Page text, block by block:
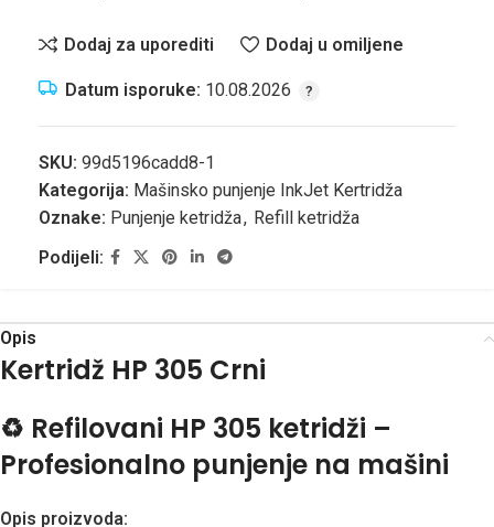
Dodaj za uporediti Dodaj u omiljene
Datum isporuke: 10.08.2026
SKU: 99d5196cadd8-1
Kategorija: Mašinsko punjenje InkJet Kertridža
Oznake: Punjenje ketridža, Refill ketridža
Podijeli:
Opis
Kertridž HP 305 Crni
♻️ Refilovani HP 305 ketridži –
Profesionalno punjenje na mašini
Opis proizvoda: